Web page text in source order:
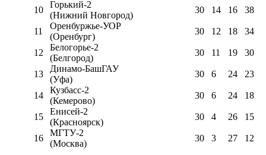
10
Горький-2
(Нижний Новгород)
30 14 16 38
11
Оренбуржье-УОР
(Оренбург)
30 12 18 34
12
Белогорье-2
(Белгород)
30 11 19 30
13
Динамо-БашГАУ
(Уфа)
30 6 24 23
14
Кузбасс-2
(Кемерово)
30 6 24 18
15
Енисей-2
(Красноярск)
30 4 26 15
16
МГТУ-2
(Москва)
30 3 27 12